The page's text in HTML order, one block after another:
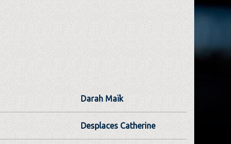
Darah Maïk
Desplaces Catherine